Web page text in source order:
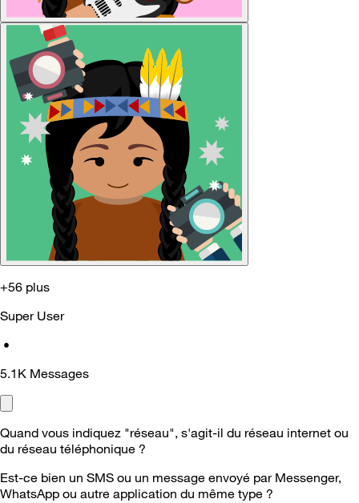
+56 plus
Super User
•
5.1K Messages
Quand vous indiquez "réseau", s'agit-il du réseau internet ou
du réseau téléphonique ?
Est-ce bien un SMS ou un message envoyé par Messenger,
WhatsApp ou autre application du même type ?